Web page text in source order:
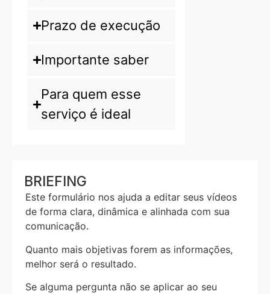
Prazo de execução
Importante saber
Para quem esse
serviço é ideal
BRIEFING
Este formulário nos ajuda a editar seus vídeos
de forma clara, dinâmica e alinhada com sua
comunicação.
Quanto mais objetivas forem as informações,
melhor será o resultado.
Se alguma pergunta não se aplicar ao seu